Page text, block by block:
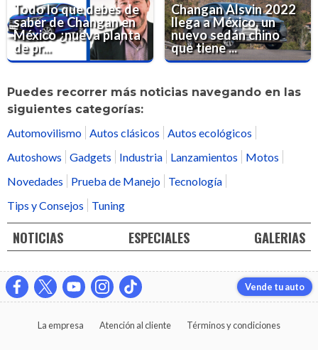
Todo lo que debes de
saber de Changan en
México ¿nueva planta
de pr...
Changan Alsvin 2022
llega a México, un
nuevo sedán chino
que tiene ...
Puedes recorrer más noticias navegando en las
siguientes categorías:
Automovilismo Autos clásicos
Autos ecológicos
Autoshows
Gadgets Industria Lanzamientos
Motos
Novedades
Prueba de Manejo
Tecnología
Tips y Consejos
Tuning
NOTICIAS ESPECIALES GALERIAS
Vende tu auto
La empresa Atención al cliente Términos y condiciones